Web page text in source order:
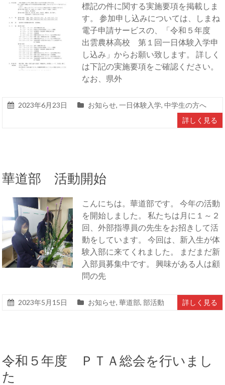
標記の件に関する実施要項を掲載しま
す。 参加申し込みについては、しまね
電子申請サービスの、「令和５年度
出雲農林高校 第１回一日体験入学申
し込み」からお願い致します。 詳しく
は下記の実施要項をご確認ください。
なお、県外
2023年6月23日 お知らせ,一日体験入学,中学生の方へ
詳しく見る
華道部 活動開始
こんにちは。華道部です。 今年の活動
を開始しました。 私たちは月に１～２
回、外部指導員の先生をお招きして活
動をしています。 今回は、新入生が体
験入部に来てくれました。 まだまだ新
入部員募集中です。 興味がある人は顧
問の先
2023年5月15日 お知らせ,華道部,部活動 詳しく見る
令和５年度 ＰＴＡ総会を行いまし
た